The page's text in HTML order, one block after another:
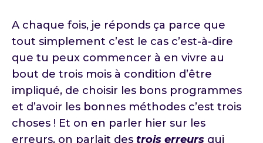
A chaque fois, je réponds ça parce que
tout simplement c’est le cas c’est-à-dire
que tu peux commencer à en vivre au
bout de trois mois à condition d’être
impliqué, de choisir les bons programmes
et d’avoir les bonnes méthodes c’est trois
choses ! Et on en parler hier sur les
erreurs, on parlait des trois erreurs qui